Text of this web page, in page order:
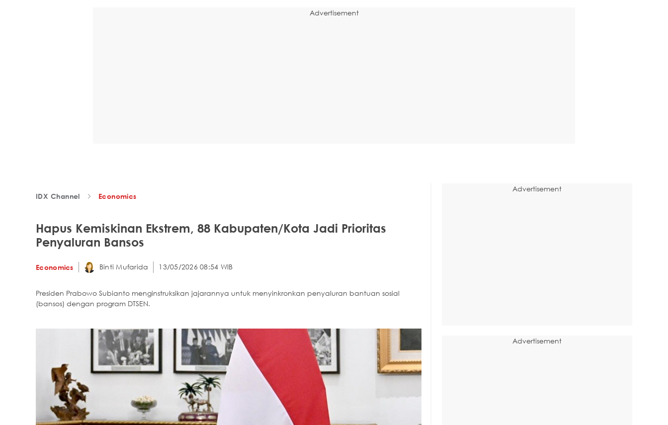
Advertisement
IDX Channel Economics
Hapus Kemiskinan Ekstrem, 88 Kabupaten/Kota Jadi Prioritas
Penyaluran Bansos
Economics Binti Mufarida 13/05/2026 08:54 WIB
Presiden Prabowo Subianto menginstruksikan jajarannya untuk menyinkronkan penyaluran bantuan sosial
(bansos) dengan program DTSEN.
Advertisement
Advertisement